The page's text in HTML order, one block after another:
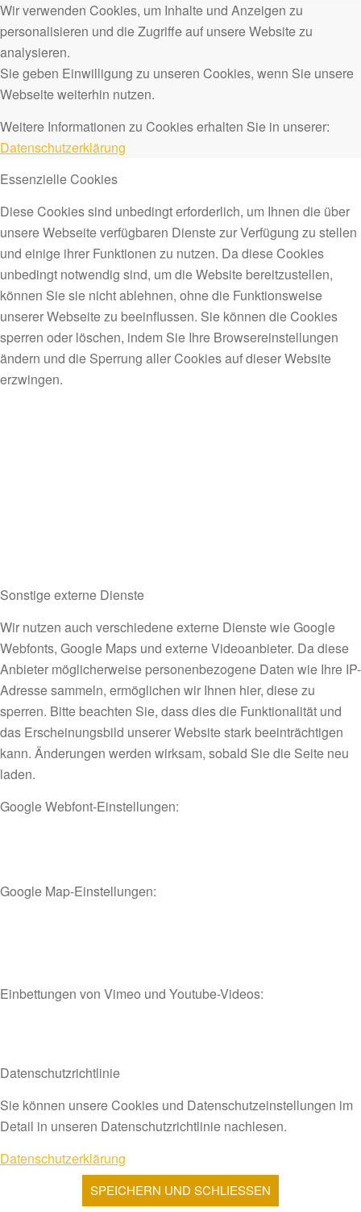
Wir verwenden Cookies, um Inhalte und Anzeigen zu
personalisieren und die Zugriffe auf unsere Website zu
analysieren.
Sie geben Einwilligung zu unseren Cookies, wenn Sie unsere
Webseite weiterhin nutzen.
Weitere Informationen zu Cookies erhalten Sie in unserer:
Datenschutzerklärung
Essenzielle Cookies
Diese Cookies sind unbedingt erforderlich, um Ihnen die über
unsere Webseite verfügbaren Dienste zur Verfügung zu stellen
und einige ihrer Funktionen zu nutzen. Da diese Cookies
unbedingt notwendig sind, um die Website bereitzustellen,
können Sie sie nicht ablehnen, ohne die Funktionsweise
unserer Webseite zu beeinflussen. Sie können die Cookies
sperren oder löschen, indem Sie Ihre Browsereinstellungen
ändern und die Sperrung aller Cookies auf dieser Website
erzwingen.
Sonstige externe Dienste
Wir nutzen auch verschiedene externe Dienste wie Google
Webfonts, Google Maps und externe Videoanbieter. Da diese
Anbieter möglicherweise personenbezogene Daten wie Ihre IP-
Adresse sammeln, ermöglichen wir Ihnen hier, diese zu
sperren. Bitte beachten Sie, dass dies die Funktionalität und
das Erscheinungsbild unserer Website stark beeinträchtigen
kann. Änderungen werden wirksam, sobald Sie die Seite neu
laden.
Google Webfont-Einstellungen:
Google Map-Einstellungen:
Einbettungen von Vimeo und Youtube-Videos:
Datenschutzrichtlinie
Sie können unsere Cookies und Datenschutzeinstellungen im
Detail in unseren Datenschutzrichtlinie nachlesen.
Datenschutzerklärung
SPEICHERN UND SCHLIESSEN